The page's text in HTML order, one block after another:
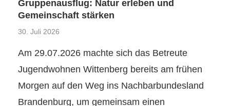
Gruppenausflug: Natur erleben und
Gemeinschaft stärken
30. Juli 2026
Am 29.07.2026 machte sich das Betreute
Jugendwohnen Wittenberg bereits am frühen
Morgen auf den Weg ins Nachbarbundesland
Brandenburg, um gemeinsam einen